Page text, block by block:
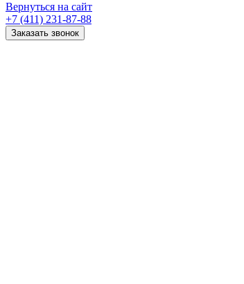
Вернуться на сайт
+7 (411) 231-87-88
Заказать звонок